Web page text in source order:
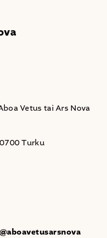
Vetus tai Ars Nova
Turku
@aboavetusarsnova